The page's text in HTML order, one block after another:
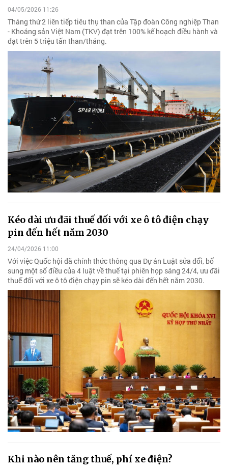
04/05/2026 11:26
Tháng thứ 2 liên tiếp tiêu thụ than của Tập đoàn Công nghiệp Than
- Khoáng sản Việt Nam (TKV) đạt trên 100% kế hoạch điều hành và
đạt trên 5 triệu tấn than/tháng.
Kéo dài ưu đãi thuế đối với xe ô tô điện chạy
pin đến hết năm 2030
24/04/2026 11:00
Với việc Quốc hội đã chính thức thông qua Dự án Luật sửa đổi, bổ
sung một số điều của 4 luật về thuế tại phiên họp sáng 24/4, ưu đãi
thuế đối với xe ô tô điện chạy pin sẽ kéo dài đến hết năm 2030.
Khi nào nên tăng thuế, phí xe điện?